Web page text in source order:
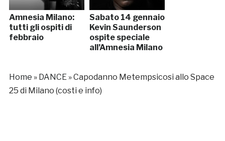
Amnesia Milano:
tutti gli ospiti di
febbraio
Sabato 14 gennaio
Kevin Saunderson
ospite speciale
all’Amnesia Milano
Home » DANCE»Capodanno Metempsicosi allo Space
25 di Milano (costi e info)